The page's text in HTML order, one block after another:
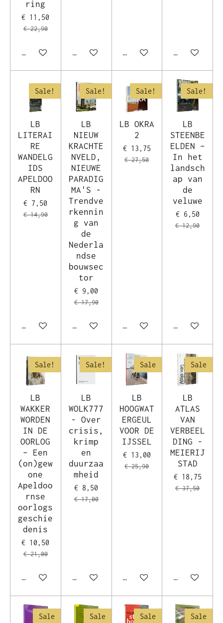
ring
€ 11,50
€ 22,90
In winkelwagenIn winkelwagenIn winkelwagenIn
Sale!
LB
LITERAI
RE
WANDELG
IDS
APELDOO
RN
€ 7,50
€ 14,90
In winkelwagen
Sale!
LB
NIEUW
KRACHTE
NVELD,
NIEUWE
PARADIG
MA'S -
Trendve
rkennin
g van
de
Nederla
ndse
bouwsec
tor
€ 9,00
€ 17,90
In winkelwagen
Sale!
LB OKRA
2
€ 13,75
€ 27,50
In winkelwagen
Sale!
LB
STEENBE
ELDEN –
In het
landsch
ap van
de
veluwe
€ 6,50
€ 12,90
In
Sale!
LB
WAKKER
WORDEN
IN DE
OORLOG
– Een
(on)gew
one
Apeldoo
rnse
oorlogs
geschie
denis
€ 10,50
€ 21,00
In winkelwagen
Sale!
LB
WOLK777
- Over
crisis,
krimp
en
duurzaa
mheid
€ 8,50
€ 17,00
In winkelwagen
Sale
LB
HOOGWAT
ERGEUL
VOOR DE
IJSSEL
€ 13,00
€ 25,90
In winkelwagen
Sale
LB
ATLAS
VAN
VERBEEL
DING -
MEIERIJ
STAD
€ 18,75
€ 37,50
In
Sale Sale Sale Sale